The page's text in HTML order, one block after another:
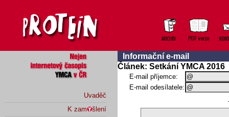
Uvaděč
K zam
šlení
Informační e-mail
Článek: Setkání YMCA 2016
E-mail příjemce:
E-mail odesílatele: